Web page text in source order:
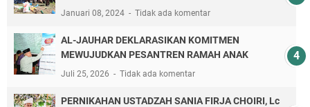
Januari 08, 2024 Tidak ada komentar
AL-JAUHAR DEKLARASIKAN KOMITMEN
MEWUJUDKAN PESANTREN RAMAH ANAK
Juli 25, 2026 Tidak ada komentar
PERNIKAHAN USTADZAH SANIA FIRJA CHOIRI, Lc